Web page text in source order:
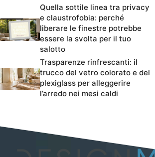
Quella sottile linea tra privacy
e claustrofobia: perché
liberare le finestre potrebbe
essere la svolta per il tuo
salotto
Trasparenze rinfrescanti: il
trucco del vetro colorato e del
plexiglass per alleggerire
l’arredo nei mesi caldi